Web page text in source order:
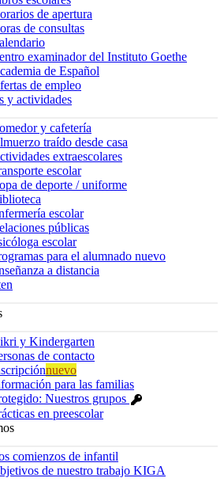
de apertura
de consultas
examinador del Instituto Goethe
de Español
de empleo
y actividades
y cafetería
traído desde casa
extraescolares
escolar
de deporte / uniforme
escolar
públicas
escolar
para el alumnado nuevo
a distancia
y Kindergarten
de contacto
nuevo
para las familias
Nuestros grupos
en preescolar
comienzos de infantil
de nuestro trabajo KIGA